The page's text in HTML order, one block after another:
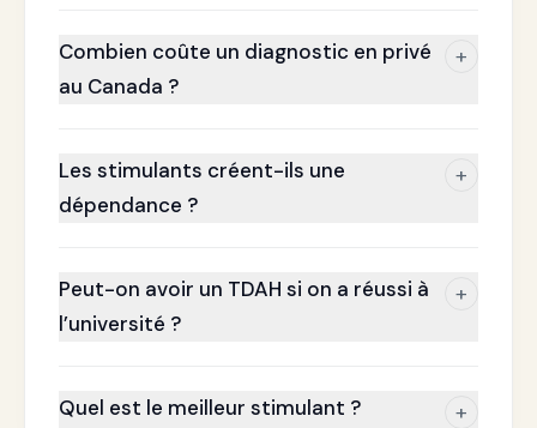
Combien coûte un diagnostic en privé
au Canada ?
+
Les stimulants créent-ils une
dépendance ?
+
Peut-on avoir un TDAH si on a réussi à
l’université ?
+
Quel est le meilleur stimulant ? +